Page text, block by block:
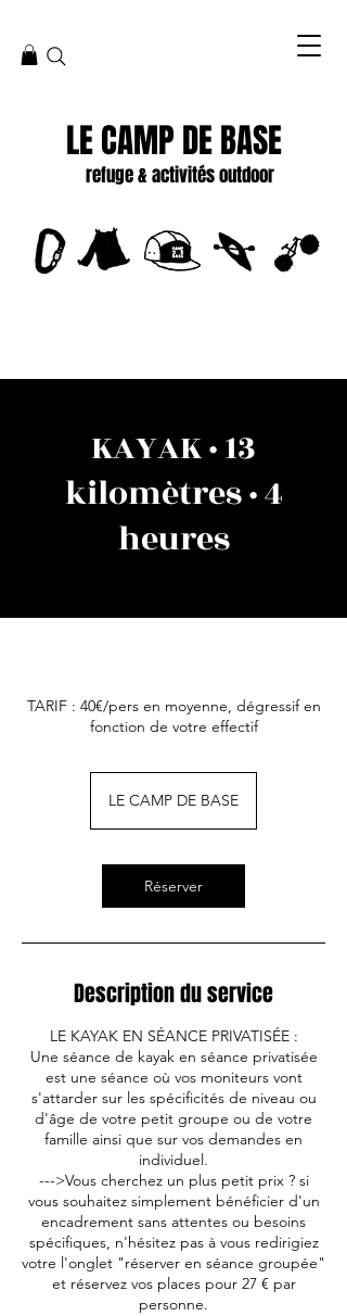
LE CAMP DE BASE
refuge & activités outdoor
KAYAK · 13
kilomètres · 4
heures
TARIF : 40€/pers en moyenne, dégressif en
fonction de votre effectif
LE CAMP DE BASE
Réserver
Description du service
LE KAYAK EN SÉANCE PRIVATISÉE :
Une séance de kayak en séance privatisée
est une séance où vos moniteurs vont
s'attarder sur les spécificités de niveau ou
d'âge de votre petit groupe ou de votre
famille ainsi que sur vos demandes en
individuel.
--->Vous cherchez un plus petit prix ? si
vous souhaitez simplement bénéficier d'un
encadrement sans attentes ou besoins
spécifiques, n'hésitez pas à vous redirigiez
votre l'onglet "réserver en séance groupée"
et réservez vos places pour 27 € par
personne.